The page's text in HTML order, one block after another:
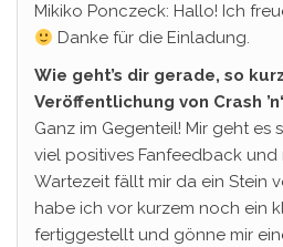
Mikiko Ponczeck: Hallo! Ich
Danke für die Einladung.
Wie geht’s dir gerade, so
Veröffentlichung von Crash
Ganz im Gegenteil! Mir geht es
viel positives Fanfeedback
Wartezeit fällt mir da ein Stein
habe ich vor kurzem noch ein
fertiggestellt und gönne mir